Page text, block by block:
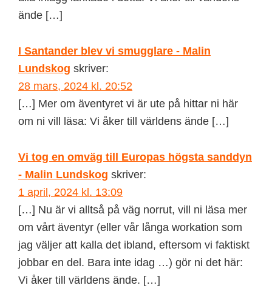
ände […]
I Santander blev vi smugglare - Malin
Lundskog skriver:
28 mars, 2024 kl. 20:52
[…] Mer om äventyret vi är ute på hittar ni här
om ni vill läsa: Vi åker till världens ände […]
Vi tog en omväg till Europas högsta sanddyn
- Malin Lundskog skriver:
1 april, 2024 kl. 13:09
[…] Nu är vi alltså på väg norrut, vill ni läsa mer
om vårt äventyr (eller vår långa workation som
jag väljer att kalla det ibland, eftersom vi faktiskt
jobbar en del. Bara inte idag …) gör ni det här:
Vi åker till världens ände. […]